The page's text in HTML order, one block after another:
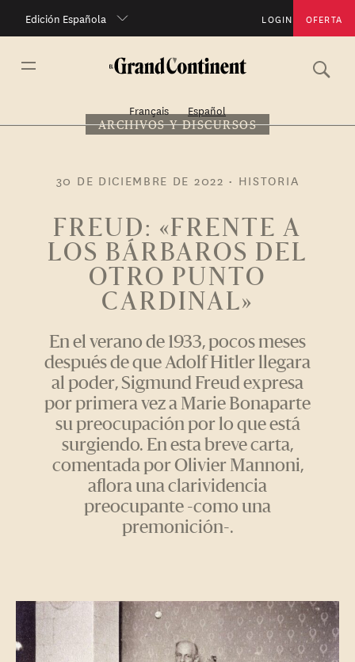
Edición Española LOGIN OFERTA
Français Español
ARCHIVOS Y DISCURSOS
30 DE DICIEMBRE DE 2022 • HISTORIA
FREUD: «FRENTE A
LOS BÁRBAROS DEL
OTRO PUNTO
CARDINAL»
En el verano de 1933, pocos meses
después de que Adolf Hitler llegara
al poder, Sigmund Freud expresa
por primera vez a Marie Bonaparte
su preocupación por lo que está
surgiendo. En esta breve carta,
comentada por Olivier Mannoni,
aflora una clarividencia
preocupante -como una
premonición-.